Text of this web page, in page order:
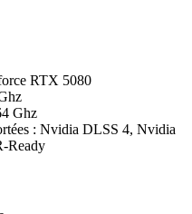
RTX 5080
Ghz
: Nvidia DLSS 4, Nvidia
Ready